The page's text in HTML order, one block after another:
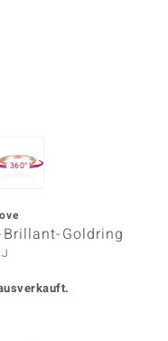
360°
Brillant-Goldring